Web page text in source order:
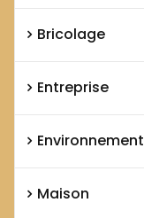
Bricolage
Entreprise
Environnement
Maison